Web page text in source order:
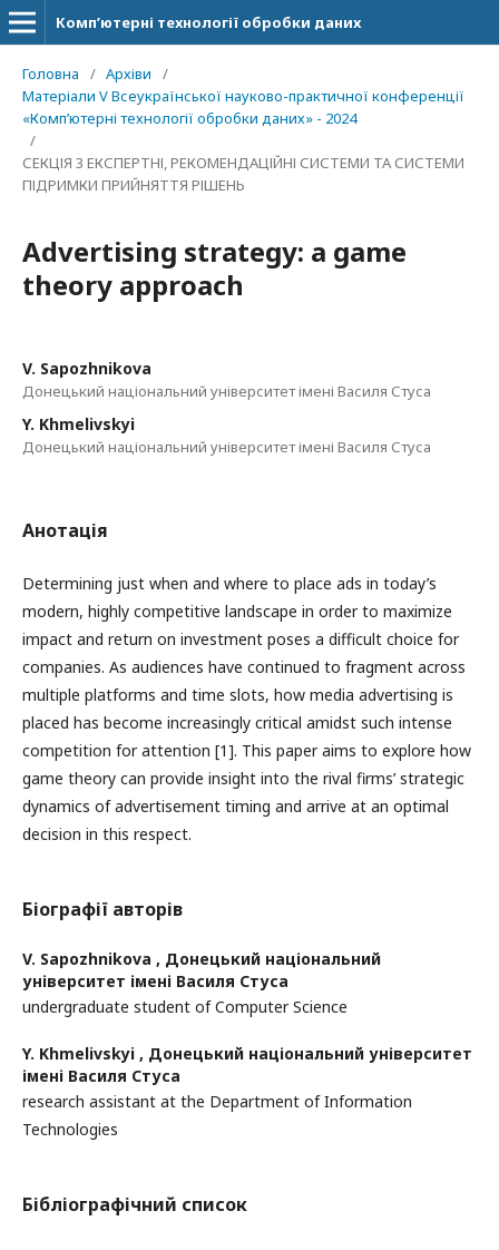
Комп’ютерні технології обробки даних
Головна / Архіви
/
Матеріали V Всеукраїнської науково-практичної конференції
«Комп’ютерні технології обробки даних» - 2024
/
СЕКЦІЯ 3 ЕКСПЕРТНІ, РЕКОМЕНДАЦІЙНІ СИСТЕМИ ТА СИСТЕМИ
ПІДРИМКИ ПРИЙНЯТТЯ РІШЕНЬ
Advertising strategy: a game
theory approach
V. Sapozhnikova
Донецький національний університет імені Василя Стуса
Y. Khmelivskyi
Донецький національний університет імені Василя Стуса
Анотація
Determining just when and where to place ads in today’s
modern, highly competitive landscape in order to maximize
impact and return on investment poses a difficult choice for
companies. As audiences have continued to fragment across
multiple platforms and time slots, how media advertising is
placed has become increasingly critical amidst such intense
competition for attention [1]. This paper aims to explore how
game theory can provide insight into the rival firms’ strategic
dynamics of advertisement timing and arrive at an optimal
decision in this respect.
Біографії авторів
V. Sapozhnikova , Донецький національний
університет імені Василя Стуса
undergraduate student of Computer Science
Y. Khmelivskyi , Донецький національний університет
імені Василя Стуса
research assistant at the Department of Information
Technologies
Бібліографічний список